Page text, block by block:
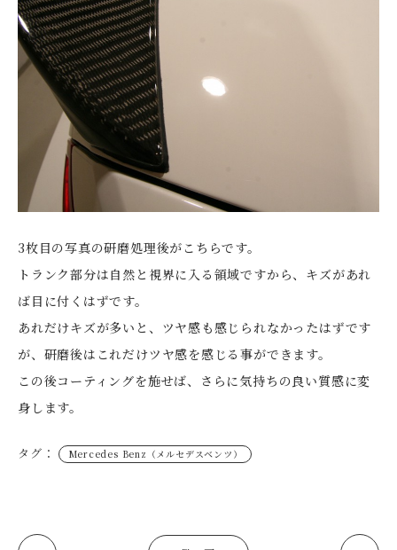
3枚目の写真の研磨処理後がこちらです。
トランク部分は自然と視界に入る領域ですから、キズがあれ
ば目に付くはずです。
あれだけキズが多いと、ツヤ感も感じられなかったはずです
が、研磨後はこれだけツヤ感を感じる事ができます。
この後コーティングを施せば、さらに気持ちの良い質感に変
身します。
タグ： Mercedes Benz（メルセデスベンツ）